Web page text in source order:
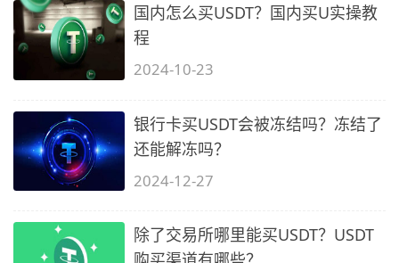
国内怎么买USDT？国内买U实操教
程
2024-10-23
银行卡买USDT会被冻结吗？冻结了
还能解冻吗？
2024-12-27
除了交易所哪里能买USDT？USDT